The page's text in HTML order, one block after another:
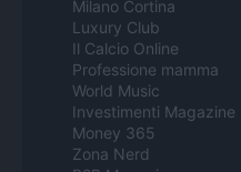
Milano Cortina
Luxury Club
Il Calcio Online
Professione mamma
World Music
Investimenti Magazine
Money 365
Zona Nerd